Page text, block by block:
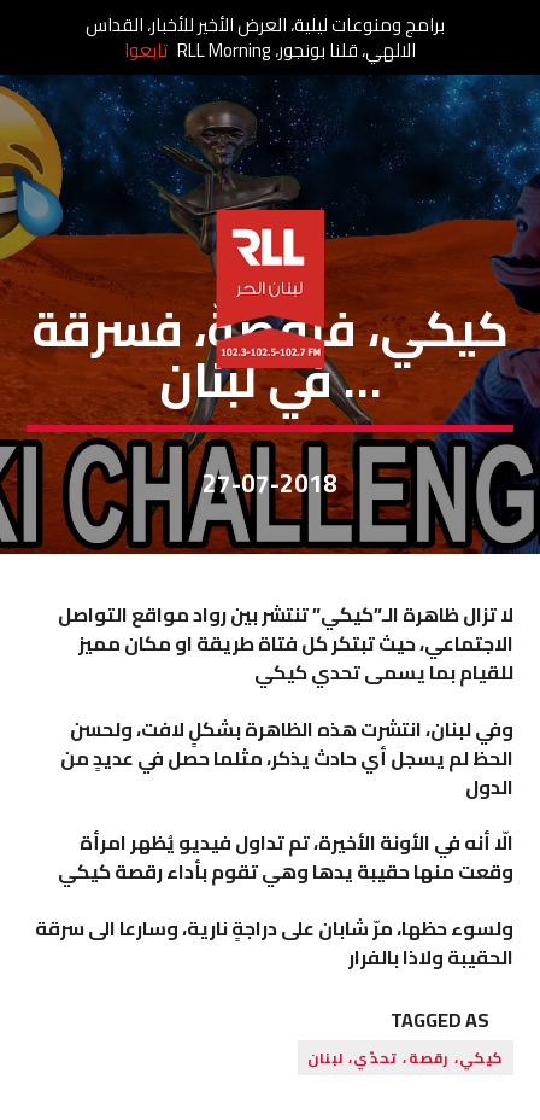
مقالات
كيكي، فرقصةٌ، فسرقة
… في لبنان
27-07-2018
لا تزال ظاهرة الـ”كيكي” تنتشر بين رواد مواقع التواصل
الاجتماعي، حيث تبتكر كل فتاة طريقة او مكان مميز
للقيام بما يسمى تحدي كيكي
وفي لبنان، انتشرت هذه الظاهرة بشكلٍ لافت، ولحسن
الحظ لم يسجل أي حادث يذكر، مثلما حصل في عديدٍ من
الدول
الّا أنه في الأونة الأخيرة، تم تداول فيديو يُظهر امرأة
وقعت منها حقيبة يدها وهي تقوم بأداء رقصة كيكي
ولسوء حظها، مرّ شابان على دراجةٍ نارية، وسارعا الى سرقة
الحقيبة ولاذا بالفرار
TAGGED AS
كيكي، رقصة، تحدّي، لبنان
برامج ومنوعات ليلية، العرض الأخير للأخبار، القداس
الالهي، قلنا بونجور، RLL Morning تابعوا